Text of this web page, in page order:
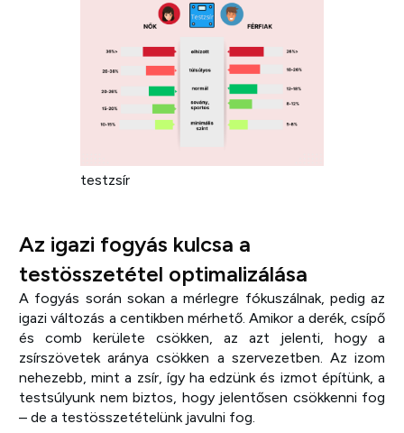
testzsír
Az igazi fogyás kulcsa a
testösszetétel optimalizálása
A fogyás során sokan a mérlegre fókuszálnak, pedig az
igazi változás a centikben mérhető. Amikor a derék, csípő
és comb kerülete csökken, az azt jelenti, hogy a
zsírszövetek aránya csökken a szervezetben. Az izom
nehezebb, mint a zsír, így ha edzünk és izmot építünk, a
testsúlyunk nem biztos, hogy jelentősen csökkenni fog
– de a testösszetételünk javulni fog.